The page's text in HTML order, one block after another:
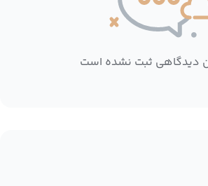
دیدگاهی ثبت نشده است